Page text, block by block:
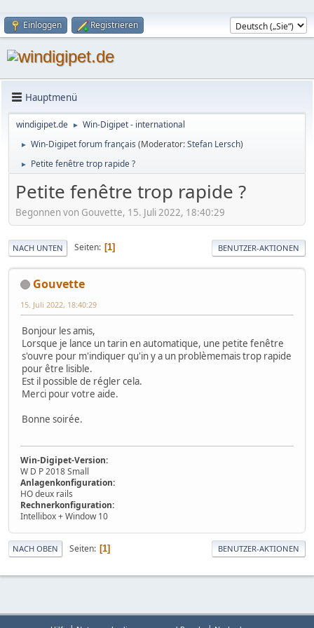
Einloggen Registrieren
Hauptmenü
windigipet.de ► Win-Digipet - international
► Win-Digipet forum français (Moderator:Stefan Lersch)
► Petite fenêtre trop rapide ?
Petite fenêtre trop rapide ?
Begonnen von Gouvette, 15. Juli 2022, 18:40:29
NACH UNTEN Seiten 1 BENUTZER-AKTIONEN
Gouvette
15. Juli 2022, 18:40:29
Bonjour les amis,
Lorsque je lance un tarin en automatique, une petite fenêtre
s'ouvre pour m'indiquer qu'in y a un problèmemais trop rapide
pour être lisible.
Est il possible de régler cela.
Merci pour votre aide.
Bonne soirée.
Win-Digipet-Version:
W D P 2018 Small
Anlagenkonfiguration:
HO deux rails
Rechnerkonfiguration:
Intellibox + Window 10
NACH OBEN Seiten 1 BENUTZER-AKTIONEN